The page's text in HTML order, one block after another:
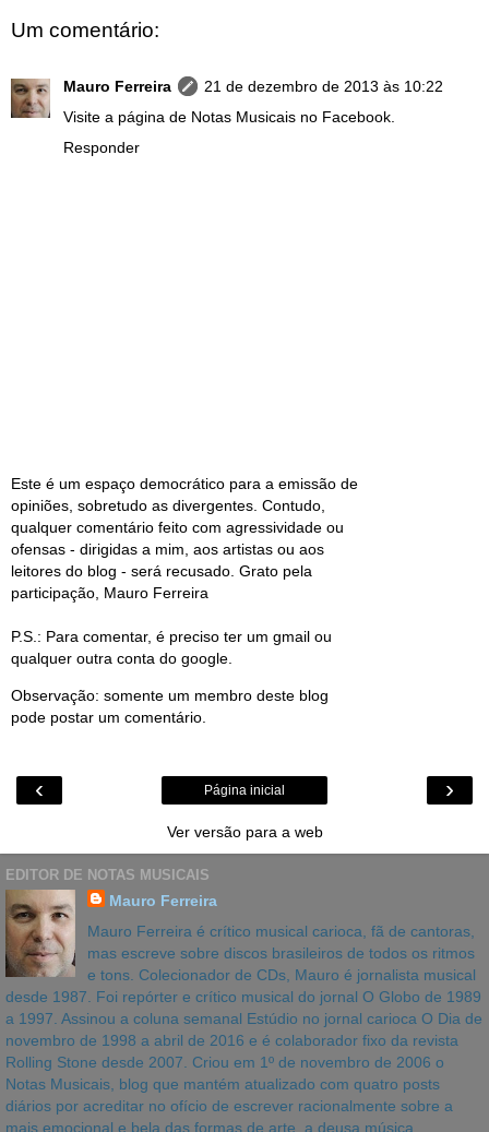
Um comentário:
Mauro Ferreira
21 de dezembro de 2013 às 10:22
Visite a página de Notas Musicais no Facebook.
Responder
Este é um espaço democrático para a emissão de
opiniões, sobretudo as divergentes. Contudo,
qualquer comentário feito com agressividade ou
ofensas - dirigidas a mim, aos artistas ou aos
leitores do blog - será recusado. Grato pela
participação, Mauro Ferreira
P.S.: Para comentar, é preciso ter um gmail ou
qualquer outra conta do google.
Observação: somente um membro deste blog
pode postar um comentário.
‹ ›
Página inicial
Ver versão para a web
EDITOR DE NOTAS MUSICAIS
Mauro Ferreira
Mauro Ferreira é crítico musical carioca, fã de cantoras,
mas escreve sobre discos brasileiros de todos os ritmos
e tons. Colecionador de CDs, Mauro é jornalista musical
desde 1987. Foi repórter e crítico musical do jornal O Globo de 1989
a 1997. Assinou a coluna semanal Estúdio no jornal carioca O Dia de
novembro de 1998 a abril de 2016 e é colaborador fixo da revista
Rolling Stone desde 2007. Criou em 1º de novembro de 2006 o
Notas Musicais, blog que mantém atualizado com quatro posts
diários por acreditar no ofício de escrever racionalmente sobre a
mais emocional e bela das formas de arte, a deusa música.